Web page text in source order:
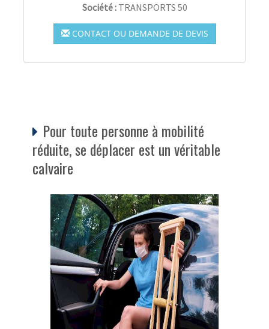
Société : TRANSPORTS 50
CONTACT OU DEMANDE DE DEVIS
Pour toute personne à mobilité
réduite, se déplacer est un véritable
calvaire